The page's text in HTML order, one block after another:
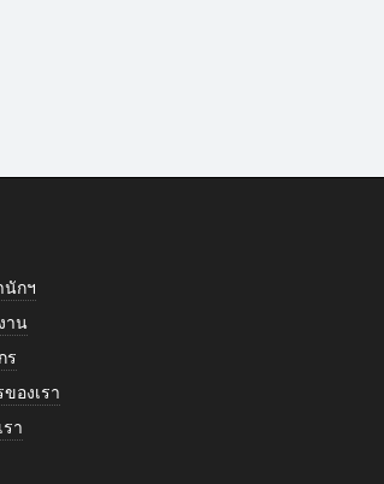
นักฯ
าน
ร
องเรา
า